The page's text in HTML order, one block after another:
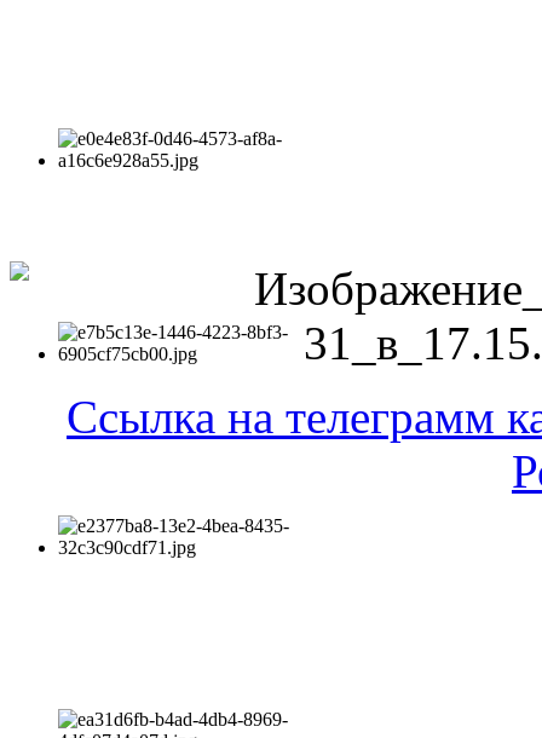
Ссылка на телеграмм